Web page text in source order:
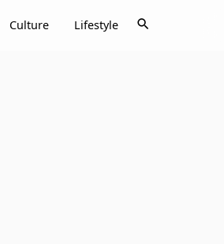
Culture Lifestyle search